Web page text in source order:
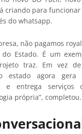
criando para
do whatsapp.
não pagamos
Estado. É um
traz. Em vez
estado agora gera
e entrega serviços
própria”, completou.